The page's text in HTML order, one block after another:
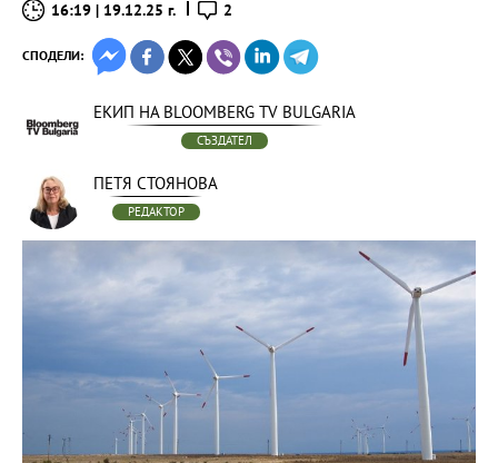
16:19 | 19.12.25 г. 2
СПОДЕЛИ:
ЕКИП НА BLOOMBERG TV BULGARIA
СЪЗДАТЕЛ
ПЕТЯ СТОЯНОВА
РЕДАКТОР